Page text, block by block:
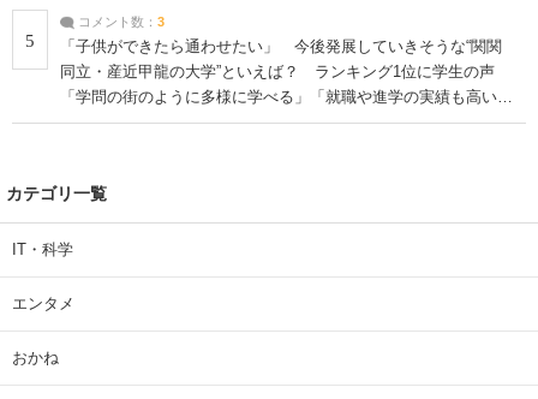
5
コメント数： 3
「子供ができたら通わせたい」 今後発展していきそうな“関関
同立・産近甲龍の大学”といえば？ ランキング1位に学生の声
「学問の街のように多様に学べる」「就職や進学の実績も高い」
| 大学 ねとらぼリサーチ
カテゴリ一覧
IT・科学
エンタメ
おかね